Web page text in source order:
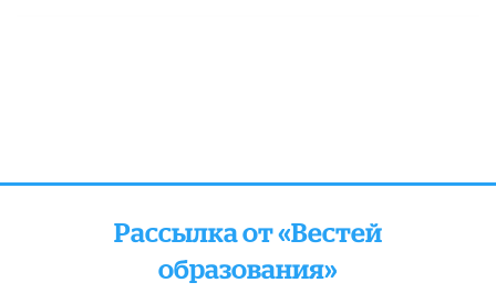
Рассылка от «Вестей
образования»